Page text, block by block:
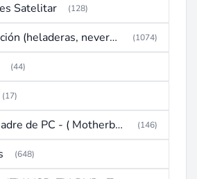
Satelitar (128)
Refrigeración (heladeras, neveras, congeladores) (1074)
(44)
(17)
Tarjeta madre de PC - ( Motherboard ) (146)
(648)